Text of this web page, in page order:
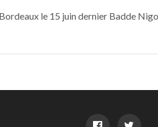
le 15 juin dernier Badde